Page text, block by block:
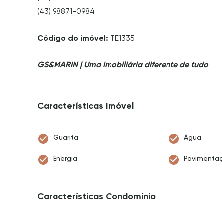
(43) 98871-0984
Código do imóvel: TE1335
GS&MARIN | Uma imobiliária diferente de tudo
Características Imóvel
Guarita Água
Energia
Características Condomínio